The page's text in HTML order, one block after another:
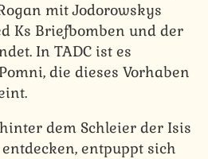
mit Jodorowskys
Ks Briefbomben und der
In TADC ist es
die dieses Vorhaben
dem Schleier der Isis
entpuppt sich